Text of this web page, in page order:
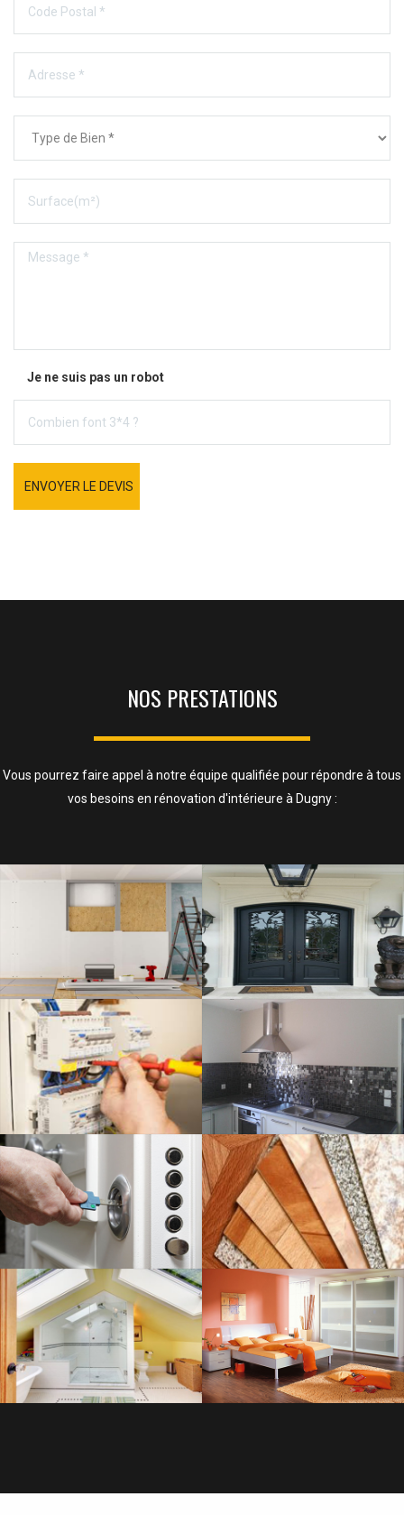
Je ne suis pas un robot
ENVOYER LE DEVIS
NOS PRESTATIONS
Vous pourrez faire appel à notre équipe qualifiée pour répondre à tous
vos besoins en rénovation d'intérieure à Dugny :
ISOLATION, CLOISONS ET FAUX
PLAFOND
ELECTRICITÉ
SAVOIR PLUS
SERRURERIE
SAVOIR PLUS
PLOMBERIE
SAVOIR PLUS